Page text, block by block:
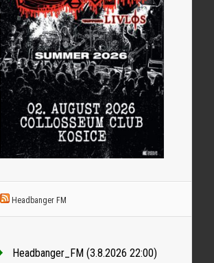
Headbanger FM
Headbanger_FM (3.8.2026 22:00)